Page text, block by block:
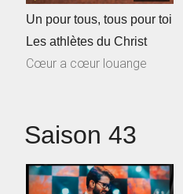
Un pour tous, tous pour toi
Les athlètes du Christ
Cœur a cœur louange
Saison 43